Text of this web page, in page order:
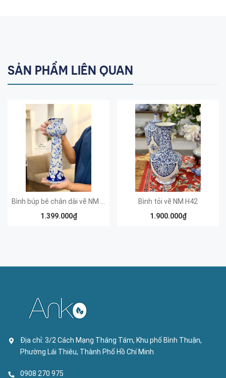
SẢN PHẨM LIÊN QUAN
1.399.000₫
Bình tỏi vẽ NM H42
1.900.000₫
Địa chỉ: 3/2 Cách Mạng Tháng Tám, Khu phố Bình Thuận,
Phường Lái Thiêu, Thành Phố Hồ Chí Minh
0908 270 975